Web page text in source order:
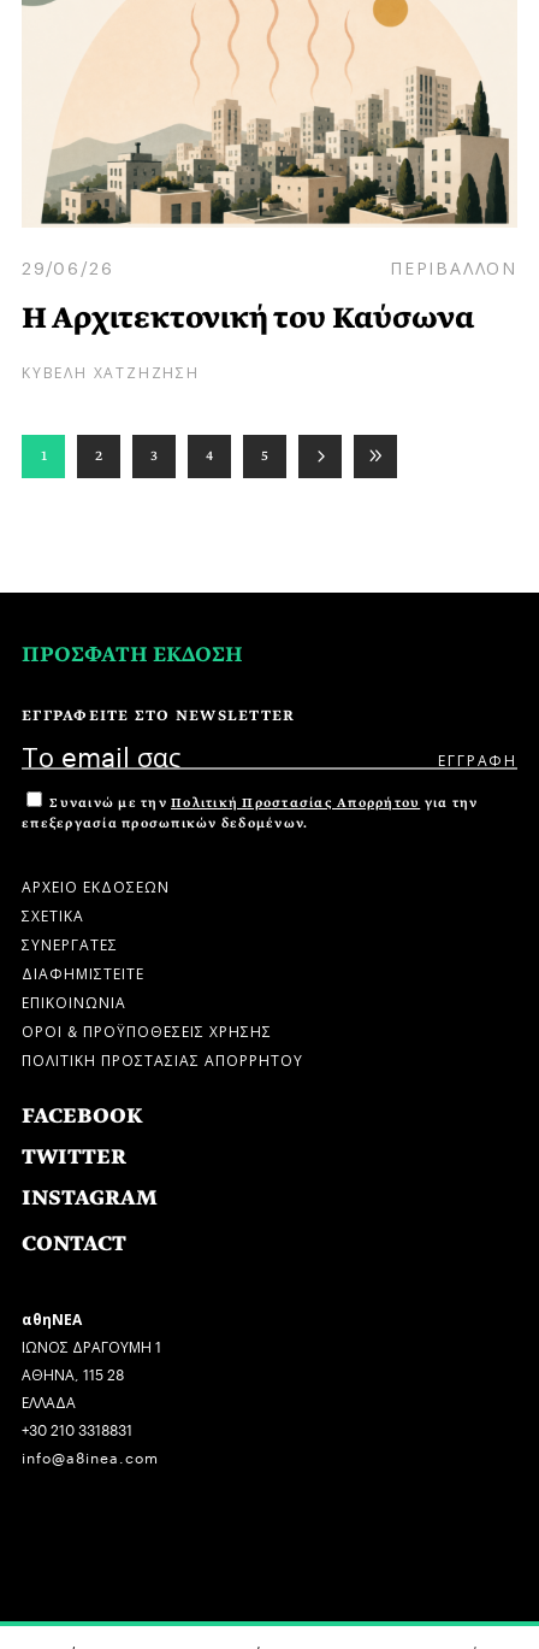
29/06/26 ΠΕΡΙΒΑΛΛΟΝ
Η Αρχιτεκτονική του Καύσωνα
ΚΥΒΕΛΗ ΧΑΤΖΗΖΗΣΗ
1 2 3 4 5
ΠΡΟΣΦΑΤΗ ΕΚΔΟΣΗ
ΕΓΓΡΑΦΕΙΤΕ ΣΤΟ NEWSLETTER
Συναινώ με την Πολιτική Προστασίας Απορρήτου για την
επεξεργασία προσωπικών δεδομένων.
ΑΡΧΕΙΟ ΕΚΔΟΣΕΩΝ
ΣΧΕΤΙΚΑ
ΣΥΝΕΡΓΑΤΕΣ
ΔΙΑΦΗΜΙΣΤΕΙΤΕ
ΕΠΙΚΟΙΝΩΝΙΑ
ΟΡΟΙ & ΠΡΟΫΠΟΘΕΣΕΙΣ ΧΡΗΣΗΣ
ΠΟΛΙΤΙΚΗ ΠΡΟΣΤΑΣΙΑΣ ΑΠΟΡΡΗΤΟΥ
FACEBOOK
TWITTER
INSTAGRAM
CONTACT
αθηΝΕΑ
ΙΩΝΟΣ ΔΡΑΓΟΥΜΗ 1
ΑΘΗΝΑ, 115 28
ΕΛΛΑΔΑ
+30 210 3318831
info@a8inea.com